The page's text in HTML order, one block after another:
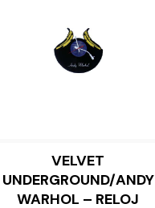
LEER MÁS
VELVET
UNDERGROUND/ANDY
WARHOL – RELOJ